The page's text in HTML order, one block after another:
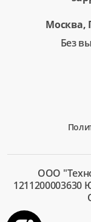
Москва,
Без
ООО